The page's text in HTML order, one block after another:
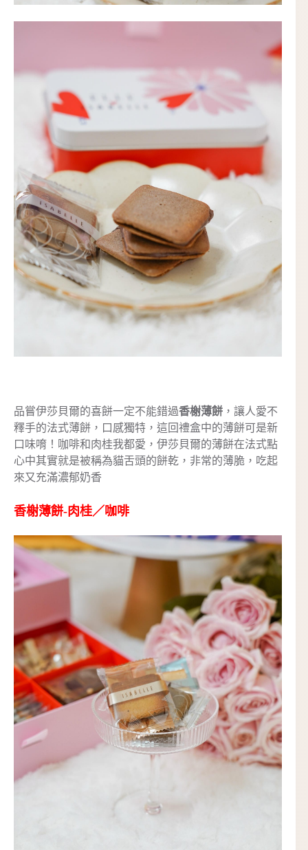
品嘗伊莎貝爾的喜餅一定不能錯過香榭薄餅 ，讓人愛不
釋手的法式薄餅，口感獨特，這回禮盒中的薄餅可是新
口味唷！咖啡和肉桂我都愛，伊莎貝爾的薄餅在法式點
心中其實就是被稱為貓舌頭的餅乾，非常的薄脆，吃起
來又充滿濃郁奶香
香榭薄餅-肉桂／咖啡